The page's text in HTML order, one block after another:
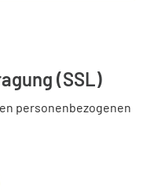
(SSL)
personenbezogenen